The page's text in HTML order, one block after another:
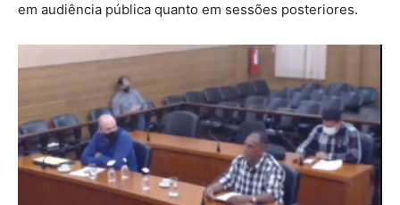
em audiência pública quanto em sessões posteriores.